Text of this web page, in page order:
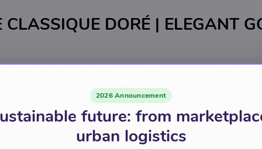
CLASSIQUE DORÉ | ELEGANT
Doré serie van het Franse merk Degrenne wordt elke
hebben een verfijnd reliëfpatroon op de rand: een ruitdessin
In deze Doré-uitvoering is het patroon afgewerkt in een
en luxueuze uitstraling. Elk stuk wordt met de hand
en kwaliteit garandeert.
2026 Announcement
future: from
urban logistics